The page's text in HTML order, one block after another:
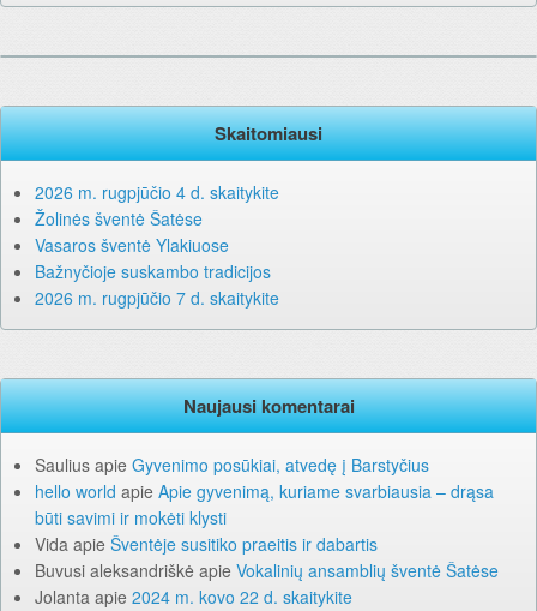
Skaitomiausi
2026 m. rugpjūčio 4 d. skaitykite
Žolinės šventė Šatėse
Vasaros šventė Ylakiuose
Bažnyčioje suskambo tradicijos
2026 m. rugpjūčio 7 d. skaitykite
Naujausi komentarai
Saulius apie Gyvenimo posūkiai, atvedę į Barstyčius
hello world apie Apie gyvenimą, kuriame svarbiausia – drąsa
būti savimi ir mokėti klysti
Vida apie Šventėje susitiko praeitis ir dabartis
Buvusi aleksandriškė apie Vokalinių ansamblių šventė Šatėse
Jolanta apie 2024 m. kovo 22 d. skaitykite